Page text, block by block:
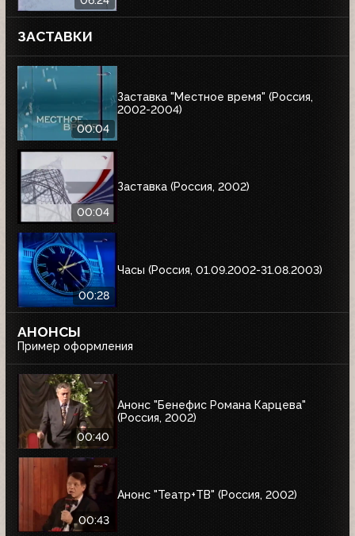
ЗАСТАВКИ
00:04
Заставка "Местное время" (Россия,
2002-2004)
00:04
Заставка (Россия, 2002)
00:28
Часы (Россия, 01.09.2002-31.08.2003)
АНОНСЫ
Пример оформления
00:40
Анонс "Бенефис Романа Карцева"
(Россия, 2002)
00:43
Анонс "Театр+ТВ" (Россия, 2002)